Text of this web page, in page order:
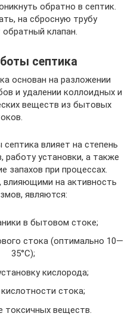
обратно в септик.
на сбросную трубу
клапан.
септика
основан на разложении
и удалении коллоидных и
веществ из бытовых
влияет на степень
установки, а также
запахов при процессах.
на активность
являются:
в бытовом стоке;
стока (оптимально 10—
35°С);
кислорода;
стока;
токсичных веществ.